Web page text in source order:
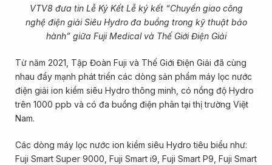
VTV8 đưa tin Lễ Ký Kết Lễ ký kết “Chuyển giao công
nghệ điện giải Siêu Hydro đa buồng trong kỹ thuật bảo
hành” giữa Fuji Medical và Thế Giới Điện Giải
Từ năm 2021, Tập Đoàn Fuji và Thế Giới Điện Giải đã cùng
nhau đẩy mạnh phát triển các dòng sản phẩm máy lọc nước
điện giải ion kiềm siêu Hydro thông minh, có nồng độ Hydro
trên 1000 ppb và có đa buồng điện phân tại thị trường Việt
Nam.
Các dòng máy lọc nước ion kiềm siêu Hydro tiêu biểu như:
Fuji Smart Super 9000, Fuji Smart i9, Fuji Smart P9, Fuji Smart